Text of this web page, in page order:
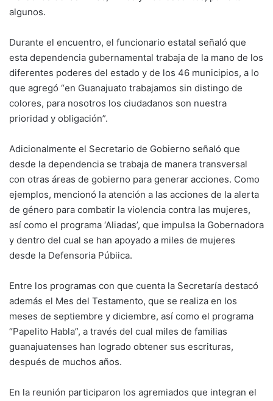
algunos.
Durante el encuentro, el funcionario estatal señaló que
esta dependencia gubernamental trabaja de la mano de los
diferentes poderes del estado y de los 46 municipios, a lo
que agregó “en Guanajuato trabajamos sin distingo de
colores, para nosotros los ciudadanos son nuestra
prioridad y obligación”.
Adicionalmente el Secretario de Gobierno señaló que
desde la dependencia se trabaja de manera transversal
con otras áreas de gobierno para generar acciones. Como
ejemplos, mencionó la atención a las acciones de la alerta
de género para combatir la violencia contra las mujeres,
así como el programa ‘Aliadas’, que impulsa la Gobernadora
y dentro del cual se han apoyado a miles de mujeres
desde la Defensoria Púbiica.
Entre los programas con que cuenta la Secretaría destacó
además el Mes del Testamento, que se realiza en los
meses de septiembre y diciembre, así como el programa
“Papelito Habla”, a través del cual miles de familias
guanajuatenses han logrado obtener sus escrituras,
después de muchos años.
En la reunión participaron los agremiados que integran el